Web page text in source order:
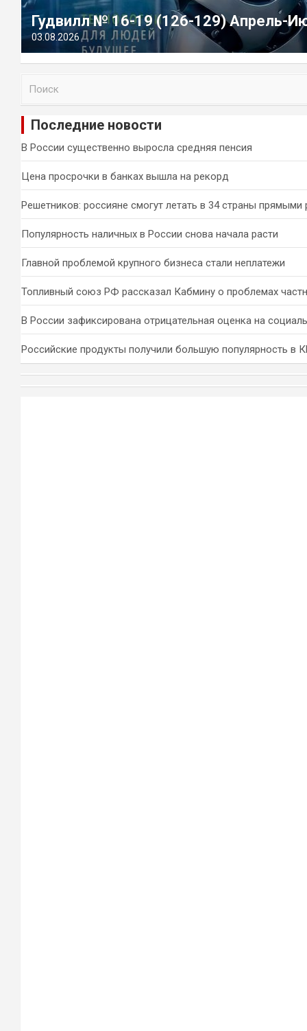
Гудвилл № 16-19 (126-129) Апрель-
03.08.2026
и
Последние новости
В России существенно выросла средняя пенсия
Цена просрочки в банках вышла на рекорд
Решетников: россияне смогут летать в 34 страны прямыми
Популярность наличных в России снова начала расти
Главной проблемой крупного бизнеса стали неплатежи
Топливный союз РФ рассказал Кабмину о проблемах
В России зафиксирована отрицательная оценка на
Российские продукты получили большую популярность в